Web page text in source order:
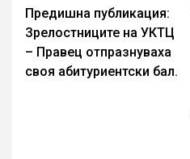
Continue
Reading
Предишна публикация:
Зрелостниците на УКТЦ
– Правец отпразнуваха
своя абитуриентски бал.